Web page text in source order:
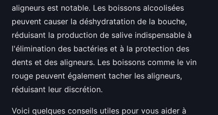
aligneurs est notable. Les boissons alcoolisées
peuvent causer la déshydratation de la bouche,
réduisant la production de salive indispensable à
l'élimination des bactéries et à la protection des
dents et des aligneurs. Les boissons comme le vin
rouge peuvent également tacher les aligneurs,
réduisant leur discrétion.
Voici quelques conseils utiles pour vous aider à